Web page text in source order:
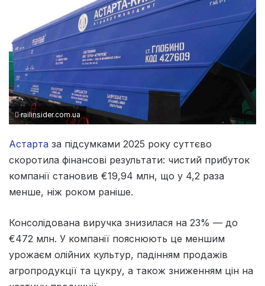
railinsider.com.ua
Астарта за підсумками 2025 року суттєво
скоротила фінансові результати: чистий прибуток
компанії становив €19,94 млн, що у 4,2 раза
менше, ніж роком раніше.
Консолідована виручка знизилася на 23% — до
€472 млн. У компанії пояснюють це меншим
урожаєм олійних культур, падінням продажів
агропродукції та цукру, а також зниженням цін на